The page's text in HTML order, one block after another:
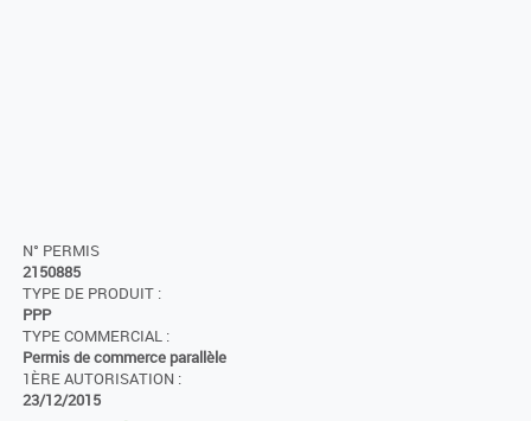
N° PERMIS
2150885
TYPE DE PRODUIT :
PPP
TYPE COMMERCIAL :
Permis de commerce parallèle
1ÈRE AUTORISATION :
23/12/2015